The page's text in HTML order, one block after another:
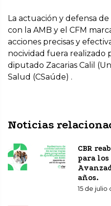
La actuación y defensa
con la AMB y el CFM
acciones precisas y
nocividad fuera
diputado Zacarias Calil
Salud (CSaúde) .
Noticias
CBR
para los
años.
15 de julio